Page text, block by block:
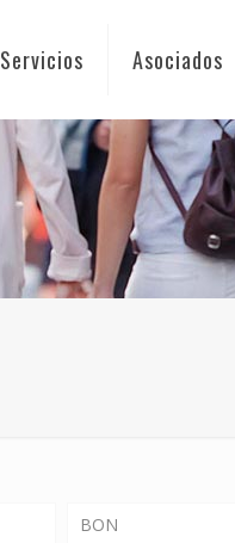
Servicios Asociados
BON